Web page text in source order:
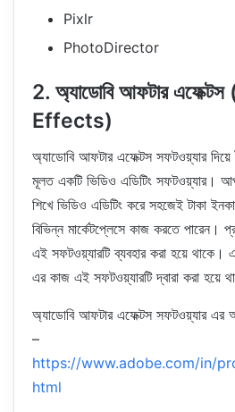
Pixlr
PhotoDirector
2. অ্যাডোবি আফটার
Effects)
অ্যাডোবি আফটার এফেক্টস সফটওয়্যার দিয়ে
মূলত একটি ভিডিও এডিটিং সফটওয়্যার।
শিখে ভিডিও এডিটিং করে সহজেই টাকা
বিভিন্ন মার্কেটপ্লেসে কাজ করতে পারেন।
এই সফটওয়্যারটি ব্যবহার করা হয়ে থাকে।
এর কাজ এই সফটওয়্যারটি দ্বারা করা হয়ে
অ্যাডোবি আফটার এফেক্টস সফটওয়্যার এর
–
https://www.adobe.com/in/
html